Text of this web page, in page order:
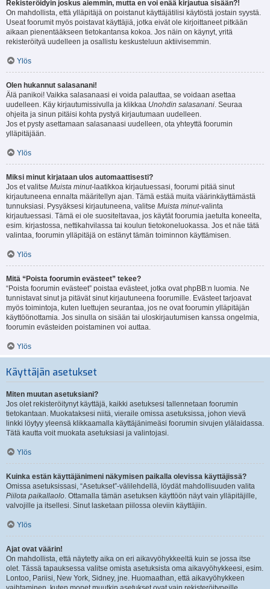
Rekisteröidyin joskus aiemmin, mutta en voi enää kirjautua sisään?!
On mahdollista, että ylläpitäjä on poistanut käyttäjätilisi käytöstä jostain syystä.
Useat foorumit myös poistavat käyttäjiä, jotka eivät ole kirjoittaneet pitkään
aikaan pienentääkseen tietokantansa kokoa. Jos näin on käynyt, yritä
rekisteröityä uudelleen ja osallistu keskusteluun aktiivisemmin.
Ylös
Olen hukannut salasanani!
Älä panikoi! Vaikka salasanaasi ei voida palauttaa, se voidaan asettaa
uudelleen. Käy kirjautumissivulla ja klikkaa Unohdin salasanani. Seuraa
ohjeita ja sinun pitäisi kohta pystyä kirjautumaan uudelleen.
Jos et pysty asettamaan salasanaasi uudelleen, ota yhteyttä foorumin
ylläpitäjään.
Ylös
Miksi minut kirjataan ulos automaattisesti?
Jos et valitse Muista minut-laatikkoa kirjautuessasi, foorumi pitää sinut
kirjautuneena ennalta määritellyn ajan. Tämä estää muita väärinkäyttämästä
tunnuksiasi. Pysyäksesi kirjautuneena, valitse Muista minut-valinta
kirjautuessasi. Tämä ei ole suositeltavaa, jos käytät foorumia jaetulta koneelta,
esim. kirjastossa, nettikahvilassa tai koulun tietokoneluokassa. Jos et näe tätä
valintaa, foorumin ylläpitäjä on estänyt tämän toiminnon käyttämisen.
Ylös
Mitä “Poista foorumin evästeet” tekee?
“Poista foorumin evästeet” poistaa evästeet, jotka ovat phpBB:n luomia. Ne
tunnistavat sinut ja pitävät sinut kirjautuneena foorumille. Evästeet tarjoavat
myös toimintoja, kuten luettujen seurantaa, jos ne ovat foorumin ylläpitäjän
käyttöönottamia. Jos sinulla on sisään tai uloskirjautumisen kanssa ongelmia,
foorumin evästeiden poistaminen voi auttaa.
Ylös
Käyttäjän asetukset
Miten muutan asetuksiani?
Jos olet rekisteröitynyt käyttäjä, kaikki asetuksesi tallennetaan foorumin
tietokantaan. Muokataksesi niitä, vieraile omissa asetuksissa, johon vievä
linkki löytyy yleensä klikkaamalla käyttäjänimeäsi foorumin sivujen ylälaidassa.
Tätä kautta voit muokata asetuksiasi ja valintojasi.
Ylös
Kuinka estän käyttäjänimeni näkymisen paikalla olevissa käyttäjissä?
Omissa asetuksissasi, “Asetukset”-välilehdellä, löydät mahdollisuuden valita
Piilota paikallaolo. Ottamalla tämän asetuksen käyttöön näyt vain ylläpitäjille,
valvojille ja itsellesi. Sinut lasketaan piilossa oleviin käyttäjiin.
Ylös
Ajat ovat väärin!
On mahdollista, että näytetty aika on eri aikavyöhykkeeltä kuin se jossa itse
olet. Tässä tapauksessa valitse omista asetuksista oma aikavyöhykkeesi, esim.
Lontoo, Pariisi, New York, Sidney, jne. Huomaathan, että aikavyöhykkeen